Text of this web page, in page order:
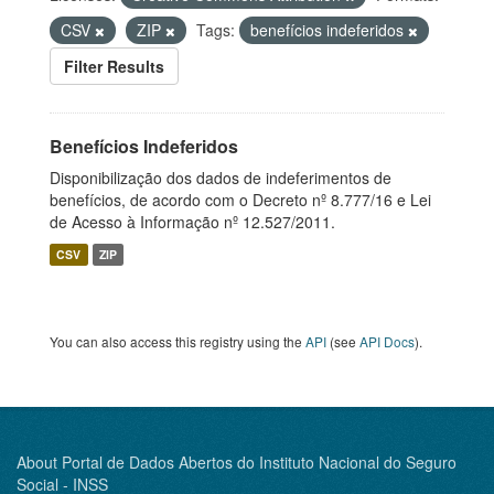
CSV
ZIP Tags:
benefícios indeferidos
Filter Results
Benefícios Indeferidos
Disponibilização dos dados de indeferimentos de
benefícios, de acordo com o Decreto nº 8.777/16 e Lei
de Acesso à Informação nº 12.527/2011.
CSV ZIP
You can also access this registry using the API (see API Docs).
About Portal de Dados Abertos do Instituto Nacional do Seguro
Social - INSS